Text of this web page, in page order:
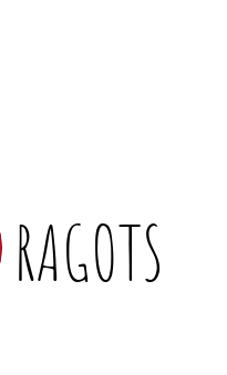
RAGOTS